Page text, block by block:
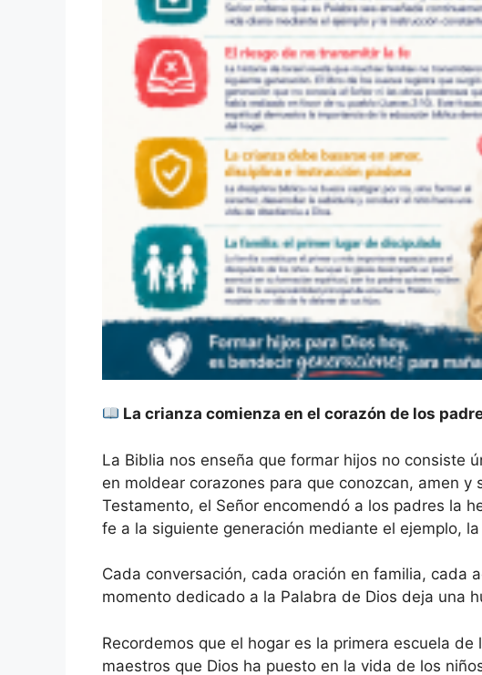
La crianza comienza en el corazón de los
La Biblia nos enseña que formar hijos no consiste
en moldear corazones para que conozcan, amen y
Testamento, el Señor encomendó a los padres la
fe a la siguiente generación mediante el ejemplo,
Cada conversación, cada oración en familia, cada
momento dedicado a la Palabra de Dios deja una
Recordemos que el hogar es la primera escuela
maestros que Dios ha puesto en la vida de los